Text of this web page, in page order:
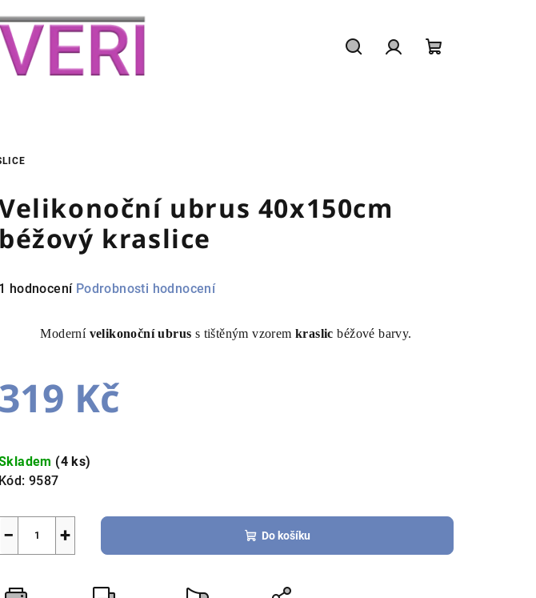
ubrus 40x150cm
béžový kraslice
Průměrné
produktu
z
5
1 hodnocení Podrobnosti hodnocení
Moderní velikonoční ubrus s tištěným vzoremkraslic béžové barvy.
319 Kč
cena:
(4 ks)
Kód: 9587
+
− Do košíku